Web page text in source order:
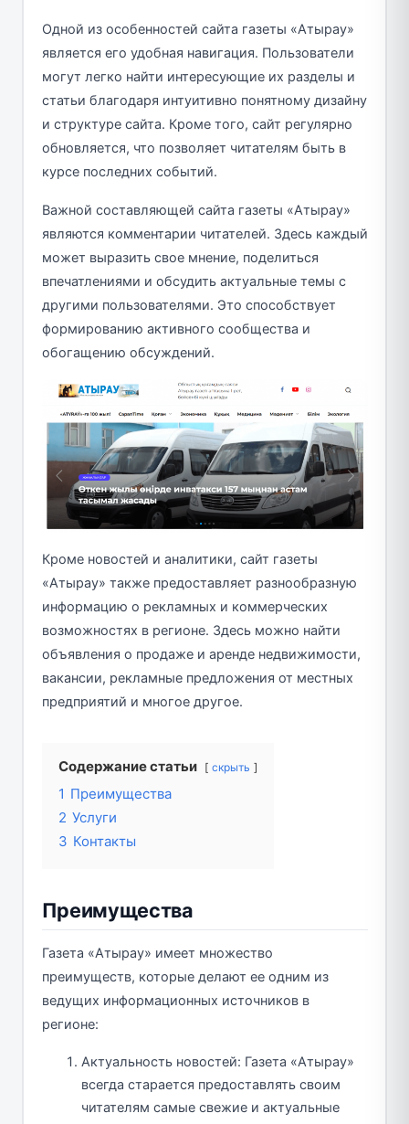
Одной из особенностей сайта газеты «Атырау»
является его удобная навигация. Пользователи
могут легко найти интересующие их разделы и
статьи благодаря интуитивно понятному дизайну
и структуре сайта. Кроме того, сайт регулярно
обновляется, что позволяет читателям быть в
курсе последних событий.
Важной составляющей сайта газеты «Атырау»
являются комментарии читателей. Здесь каждый
может выразить свое мнение, поделиться
впечатлениями и обсудить актуальные темы с
другими пользователями. Это способствует
формированию активного сообщества и
обогащению обсуждений.
Кроме новостей и аналитики, сайт газеты
«Атырау» также предоставляет разнообразную
информацию о рекламных и коммерческих
возможностях в регионе. Здесь можно найти
объявления о продаже и аренде недвижимости,
вакансии, рекламные предложения от местных
предприятий и многое другое.
Содержание статьи скрыть
1 Преимущества
2 Услуги
3 Контакты
Преимущества
Газета «Атырау» имеет множество
преимуществ, которые делают ее одним из
ведущих информационных источников в
регионе:
Актуальность новостей: Газета «Атырау»
всегда старается предоставлять своим
читателям самые свежие и актуальные